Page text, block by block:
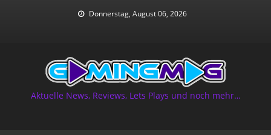
Donnerstag, August 06, 2026
Aktuelle News, Reviews, Lets Plays und noch mehr…